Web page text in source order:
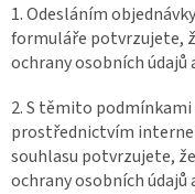
1. Odesláním
formuláře potvrzujete,
ochrany osobních údajů
2. S těmito
prostřednictvím
souhlasu potvrzujete,
ochrany osobních údajů